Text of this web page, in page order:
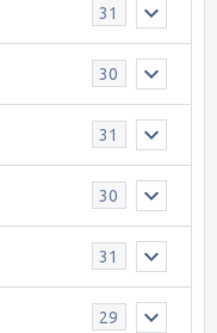
31
30
31
30
31
29